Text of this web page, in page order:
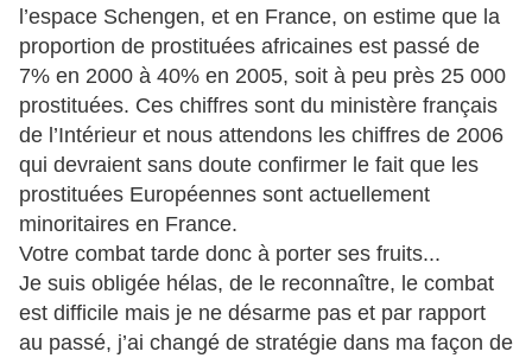
l’espace Schengen, et en France, on estime que la
proportion de prostituées africaines est passé de
7% en 2000 à 40% en 2005, soit à peu près 25 000
prostituées. Ces chiffres sont du ministère français
de l’Intérieur et nous attendons les chiffres de 2006
qui devraient sans doute confirmer le fait que les
prostituées Européennes sont actuellement
minoritaires en France.
Votre combat tarde donc à porter ses fruits...
Je suis obligée hélas, de le reconnaître, le combat
est difficile mais je ne désarme pas et par rapport
au passé, j’ai changé de stratégie dans ma façon de